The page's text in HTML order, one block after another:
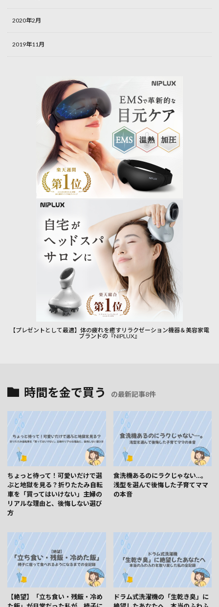
2020年2月
2019年11月
【プレゼントとして最適】体の疲れを癒すリラクゼーション機器＆美容家電
ブランドの『NIPLUX』
時間を金で買う の最新記事8件
ちょっと待って！可愛いだけで選
ぶと地獄を見る？折りたたみ自転
車を「買ってはいけない」主婦の
リアルな理由と、後悔しない選び
方
食洗機あるのにラクじゃない…。
浅型を選んで後悔した子育てママ
の本音
【絶望】「立ち食い・残飯・冷め
ドラム式洗濯機の「生乾き臭」に